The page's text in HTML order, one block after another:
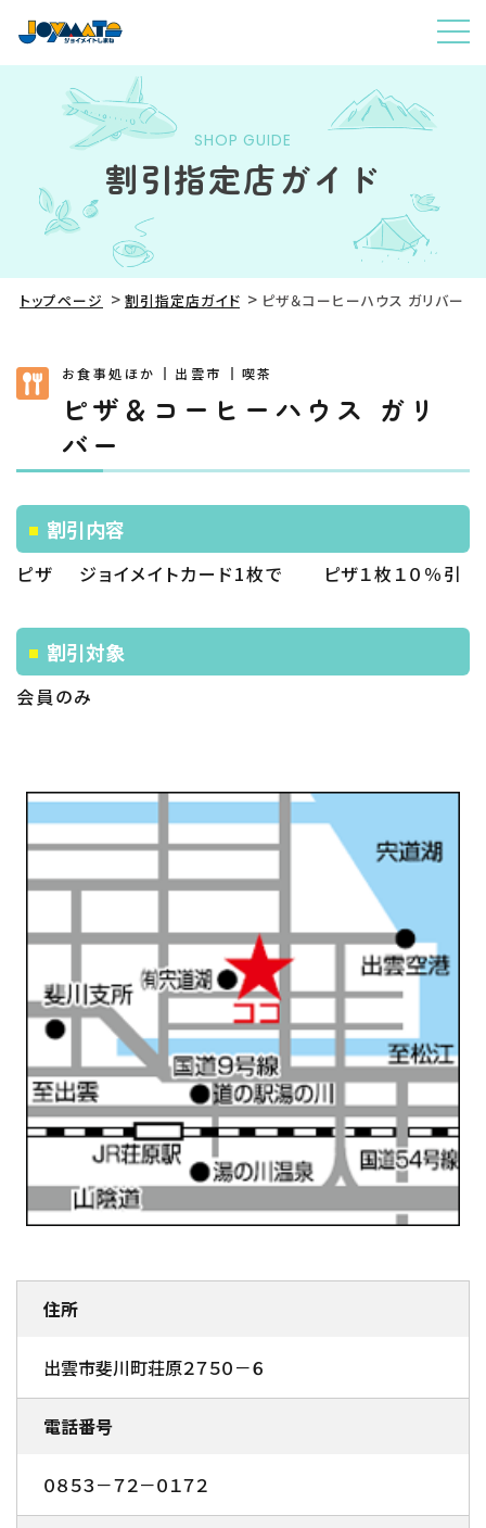
SHOP GUIDE
割引指定店ガイド
トップページ 割引指定店ガイド ピザ＆コーヒーハウス ガリバー
お食事処ほか 出雲市 喫茶
ピザ＆コーヒーハウス ガリ
バー
割引内容
ピザ ジョイメイトカード1枚で ピザ１枚１０％引
割引対象
会員のみ
住所
出雲市斐川町荘原２７５０－６
電話番号
０８５３－７２－０１７２